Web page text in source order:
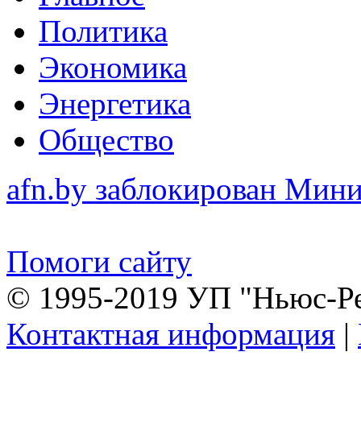
Политика
Экономика
Энергетика
Общество
afn.by заблокирован
Помоги сайту
© 1995-2019 УП "Ньюс-
Контактная информация |